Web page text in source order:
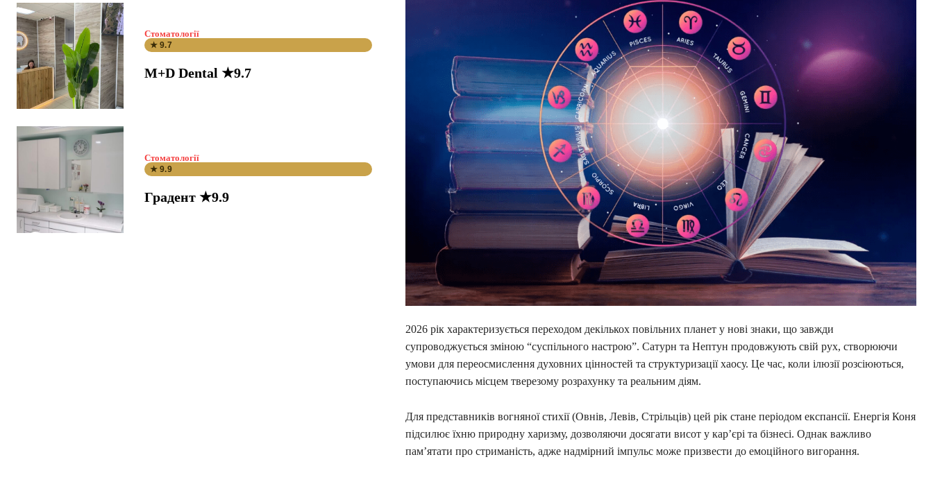
Стоматології
★ 9.7
M+D Dental ★9.7
Стоматології
★ 9.9
Градент ★9.9
2026 рік характеризується переходом декількох повільних планет у нові знаки, що завжди
супроводжується зміною “суспільного настрою”. Сатурн та Нептун продовжують свій рух, створюючи
умови для переосмислення духовних цінностей та структуризації хаосу. Це час, коли ілюзії розсіюються,
поступаючись місцем тверезому розрахунку та реальним діям.
Для представників вогняної стихії (Овнів, Левів, Стрільців) цей рік стане періодом експансії. Енергія Коня
підсилює їхню природну харизму, дозволяючи досягати висот у кар’єрі та бізнесі. Однак важливо
пам’ятати про стриманість, адже надмірний імпульс може призвести до емоційного вигорання.